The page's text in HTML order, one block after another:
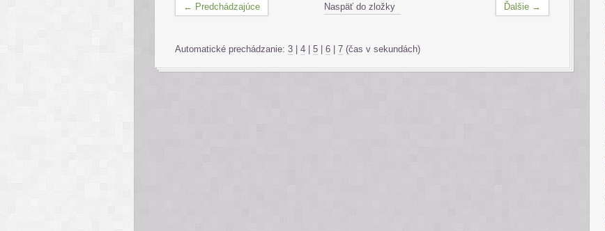
← Predchádzajúce Ďalšie →
Naspäť do zložky
Automatické prechádzanie: 3 4 5 6 7 (čas v sekundách)